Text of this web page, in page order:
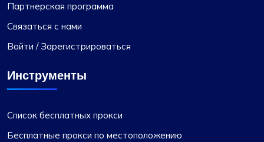
Партнерская программа
Связаться с нами
Войти / Зарегистрироваться
Инструменты
Список бесплатных прокси
Бесплатные прокси по местоположению